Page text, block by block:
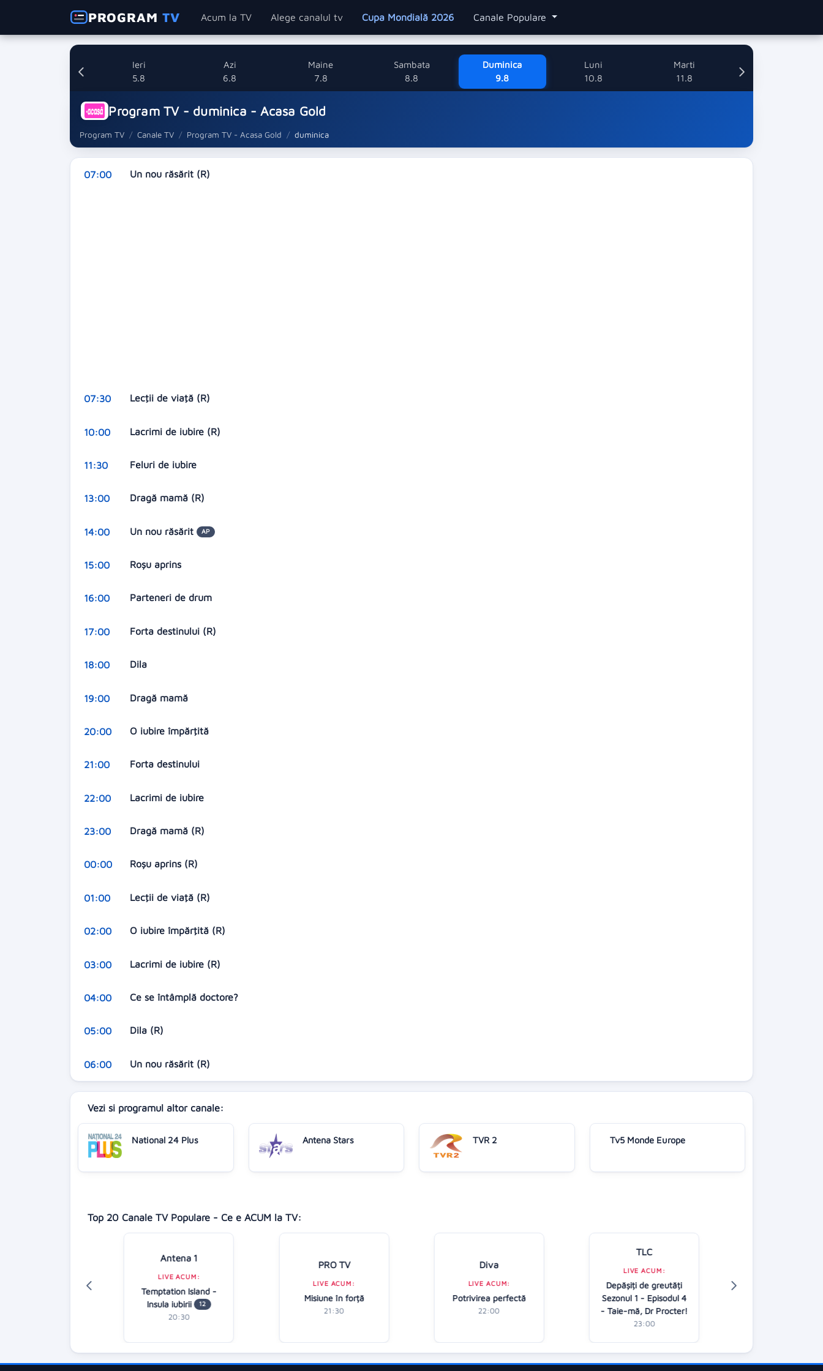
PROGRAMTV Acum la TV Alege canalul tv Cupa Mondială 2026 Canale Populare
Ieri
5.8
Azi
6.8
Maine
7.8
Sambata
8.8
Duminica
9.8
Luni
10.8
Marti
11.8
Program TV - duminica - Acasa Gold
Program TV Canale TV Program TV - Acasa Gold duminica
07:00 Un nou răsărit (R)
07:30 Lecţii de viaţă (R)
10:00 Lacrimi de iubire (R)
11:30 Feluri de iubire
13:00 Dragă mamă (R)
14:00 Un nou răsărit AP
15:00 Roşu aprins
16:00 Parteneri de drum
17:00 Forta destinului (R)
18:00 Dila
19:00 Dragă mamă
20:00 O iubire împărţită
21:00 Forta destinului
22:00 Lacrimi de iubire
23:00 Dragă mamă (R)
00:00 Roşu aprins (R)
01:00 Lecţii de viaţă (R)
02:00 O iubire împărţită (R)
03:00 Lacrimi de iubire (R)
04:00 Ce se întâmplă doctore?
05:00 Dila (R)
06:00 Un nou răsărit (R)
Vezi si programul altor canale:
National 24 Plus Antena Stars TVR 2 Tv5 Monde Europe
Top 20 Canale TV Populare - Ce e ACUM la TV:
Antena 1
LIVE ACUM:
Temptation Island -
Insula iubirii
12
20:30
PRO TV
LIVE ACUM:
Misiune în forță
21:30
Diva
LIVE ACUM:
Potrivirea perfectă
22:00
TLC
LIVE ACUM:
Depășiți de greutăți
Sezonul 1 - Episodul 4
- Taie-mă, Dr Procter!
23:00